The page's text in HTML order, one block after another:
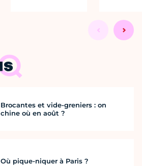
Brocantes et vide-greniers : on
chine où en août ?
Où pique-niquer à Paris ?